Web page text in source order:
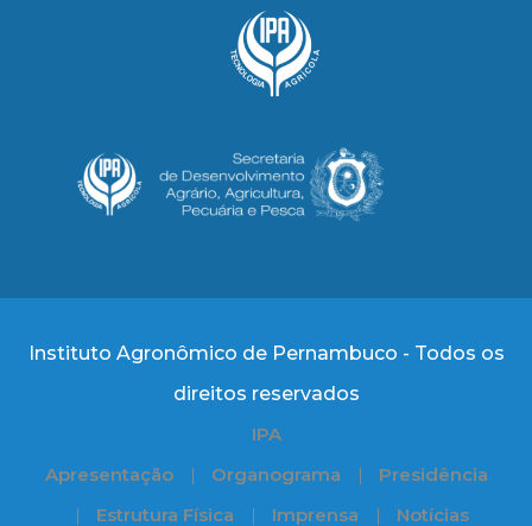
Instituto Agronômico de Pernambuco - Todos os
direitos reservados
IPA
Apresentação
Organograma
Presidência
Estrutura Física
Imprensa
Notícias